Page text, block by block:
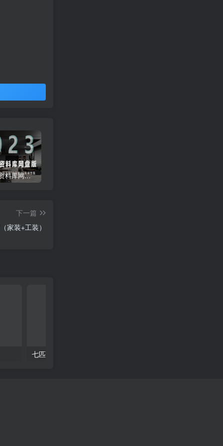
2023拓者资料库网盘版800GB | CAD施工图+3D模型+户型方案+高清图集等
下一篇
家装+工装）
七匹狼店施工图cad